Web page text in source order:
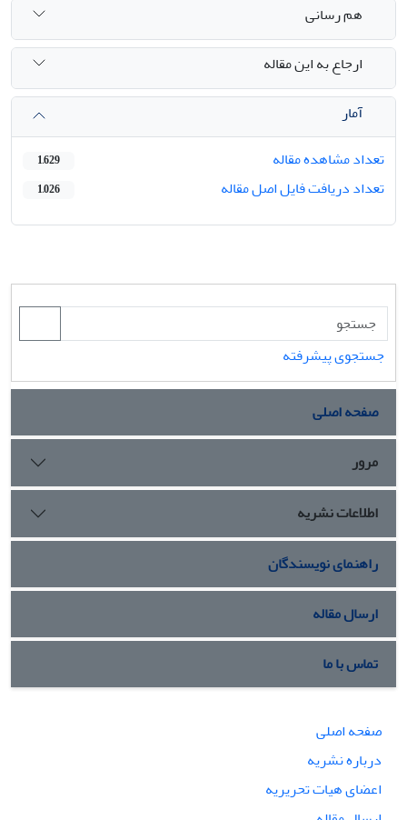
هم رسانی
ارجاع به این مقاله
آمار
تعداد مشاهده مقاله
1,629
تعداد دریافت فایل اصل مقاله 1,026
جستجوی پیشرفته
صفحه اصلی
مرور
اطلاعات نشریه
راهنمای نویسندگان
ارسال مقاله
تماس با ما
صفحه اصلی
درباره نشریه
اعضای هیات تحریریه